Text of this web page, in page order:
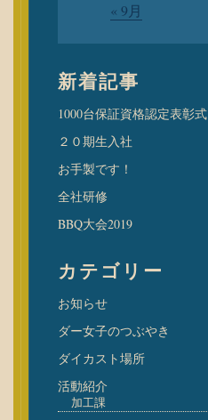
« 9月
新着記事
1000台保証資格認定表彰式
２０期生入社
お手製です！
全社研修
BBQ大会2019
カテゴリー
お知らせ
ダー女子のつぶやき
ダイカスト場所
活動紹介
加工課